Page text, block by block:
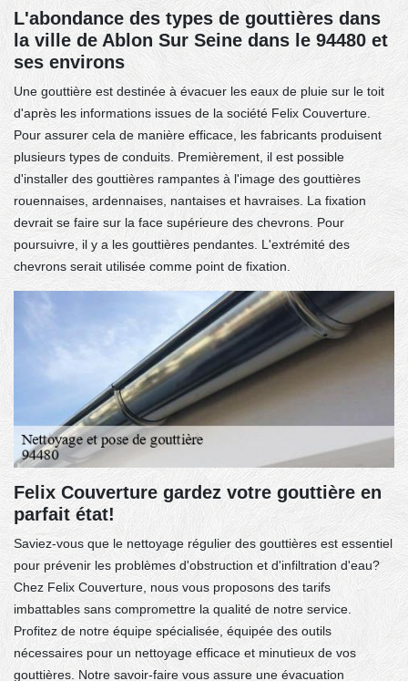
L'abondance des types de gouttières dans
la ville de Ablon Sur Seine dans le 94480 et
ses environs
Une gouttière est destinée à évacuer les eaux de pluie sur le toit
d'après les informations issues de la société Felix Couverture.
Pour assurer cela de manière efficace, les fabricants produisent
plusieurs types de conduits. Premièrement, il est possible
d'installer des gouttières rampantes à l'image des gouttières
rouennaises, ardennaises, nantaises et havraises. La fixation
devrait se faire sur la face supérieure des chevrons. Pour
poursuivre, il y a les gouttières pendantes. L'extrémité des
chevrons serait utilisée comme point de fixation.
Felix Couverture gardez votre gouttière en
parfait état!
Saviez-vous que le nettoyage régulier des gouttières est essentiel
pour prévenir les problèmes d'obstruction et d'infiltration d'eau?
Chez Felix Couverture, nous vous proposons des tarifs
imbattables sans compromettre la qualité de notre service.
Profitez de notre équipe spécialisée, équipée des outils
nécessaires pour un nettoyage efficace et minutieux de vos
gouttières. Notre savoir-faire vous assure une évacuation